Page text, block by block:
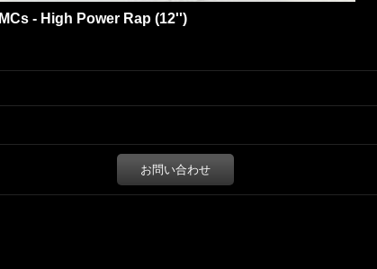
- High Power Rap (12'')
お問い合わせ